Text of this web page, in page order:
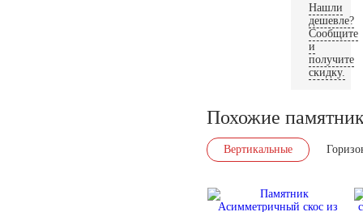
Нашли
дешевле?
Сообщите
и
получите
скидку.
Похожие
Вертикальные